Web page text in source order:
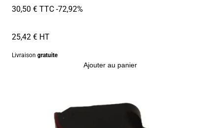
30,50 € TTC-72,92%
25,42 € HT
Livraison gratuite
Ajouter au panier